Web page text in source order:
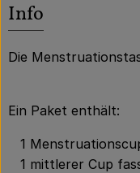
Info
Die
Ein Paket enthält:
1
1 mittlerer Cup